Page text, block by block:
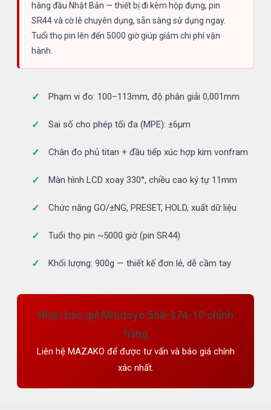
hàng đầu Nhật Bản — thiết bị đi kèm hộp đựng, pin
SR44 và cờ lê chuyên dụng, sẵn sàng sử dụng ngay.
Tuổi thọ pin lên đến 5000 giờ giúp giảm chi phí vận
hành.
Phạm vi đo: 100–113mm, độ phân giải 0,001mm
Sai số cho phép tối đa (MPE): ±6µm
Chân đo phủ titan + đầu tiếp xúc hợp kim vonfram
Màn hình LCD xoay 330°, chiều cao ký tự 11mm
Chức năng GO/±NG, PRESET, HOLD, xuất dữ liệu
Tuổi thọ pin ~5000 giờ (pin SR44)
Khối lượng: 900g — thiết kế đơn lẻ, dễ cầm tay
Nhận báo giá Mitutoyo 568-374-10 chính
hãng
Liên hệ MAZAKO để được tư vấn và báo giá chính
xác nhất.